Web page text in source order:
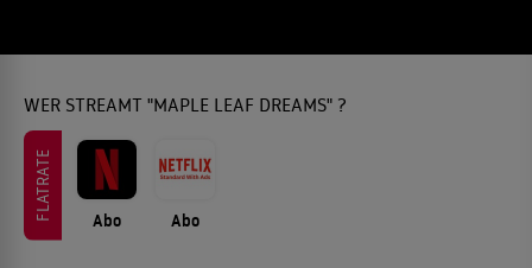
WER STREAMT "MAPLE LEAF DREAMS" ?
FLATRATE Abo Abo